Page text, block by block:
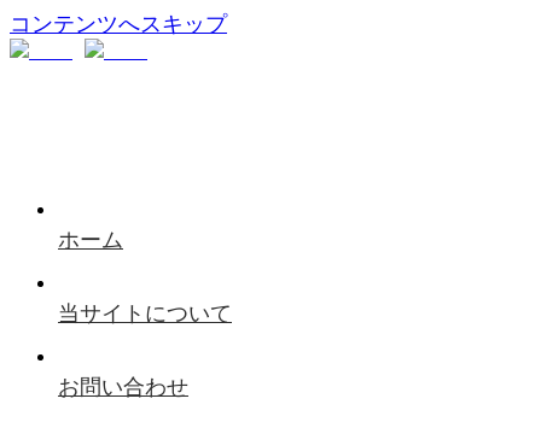
コンテンツへスキップ
ホーム
当サイトについて
お問い合わせ